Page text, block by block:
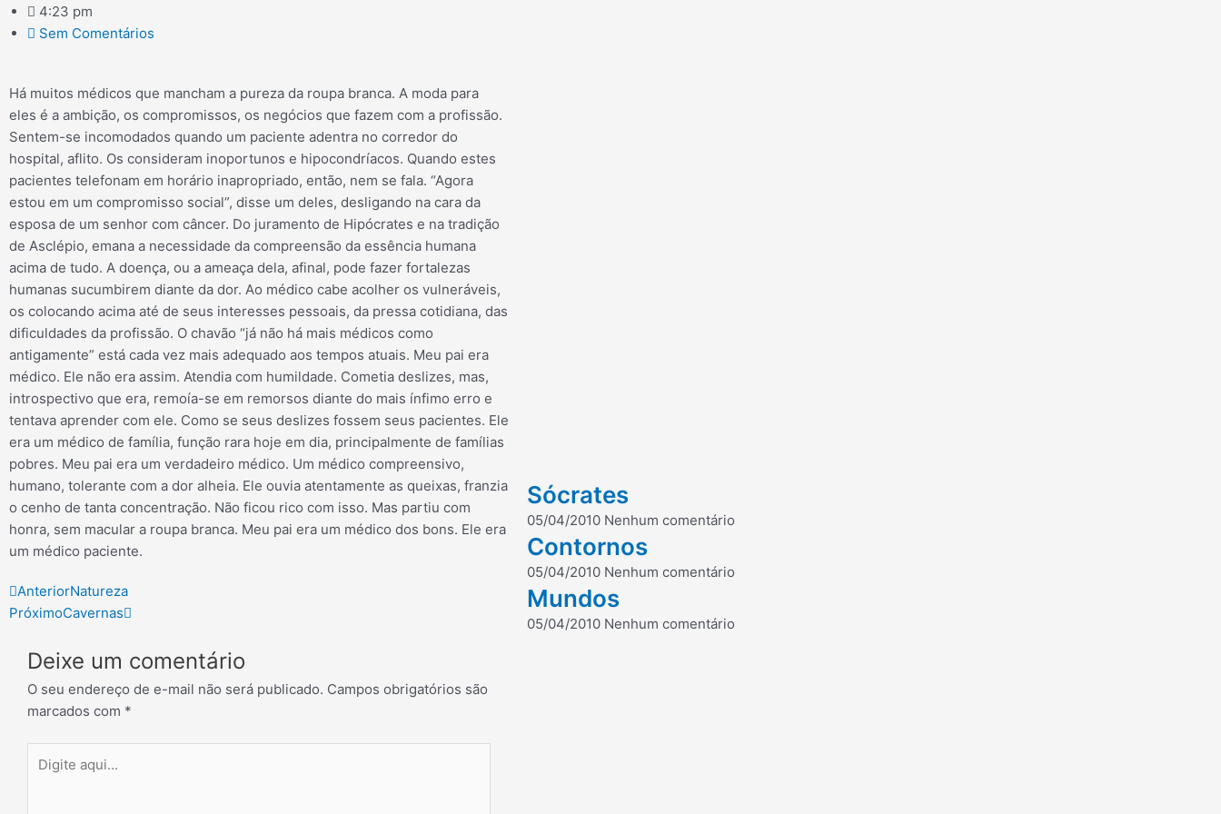
4:23 pm
Sem Comentários
Há muitos médicos que mancham a pureza da roupa branca. A moda para
eles é a ambição, os compromissos, os negócios que fazem com a profissão.
Sentem-se incomodados quando um paciente adentra no corredor do
hospital, aflito. Os consideram inoportunos e hipocondríacos. Quando estes
pacientes telefonam em horário inapropriado, então, nem se fala. “Agora
estou em um compromisso social”, disse um deles, desligando na cara da
esposa de um senhor com câncer. Do juramento de Hipócrates e na tradição
de Asclépio, emana a necessidade da compreensão da essência humana
acima de tudo. A doença, ou a ameaça dela, afinal, pode fazer fortalezas
humanas sucumbirem diante da dor. Ao médico cabe acolher os vulneráveis,
os colocando acima até de seus interesses pessoais, da pressa cotidiana, das
dificuldades da profissão. O chavão “já não há mais médicos como
antigamente” está cada vez mais adequado aos tempos atuais. Meu pai era
médico. Ele não era assim. Atendia com humildade. Cometia deslizes, mas,
introspectivo que era, remoía-se em remorsos diante do mais ínfimo erro e
tentava aprender com ele. Como se seus deslizes fossem seus pacientes. Ele
era um médico de família, função rara hoje em dia, principalmente de famílias
pobres. Meu pai era um verdadeiro médico. Um médico compreensivo,
humano, tolerante com a dor alheia. Ele ouvia atentamente as queixas, franzia
o cenho de tanta concentração. Não ficou rico com isso. Mas partiu com
honra, sem macular a roupa branca. Meu pai era um médico dos bons. Ele era
um médico paciente.
Prev
AnteriorNatureza
PróximoCavernas
Deixe um comentário
O seu endereço de e-mail não será publicado. Campos obrigatórios são
marcados com *
aqui...
Sócrates
05/04/2010 Nenhum comentário
Contornos
05/04/2010 Nenhum comentário
Mundos
05/04/2010 Nenhum comentário